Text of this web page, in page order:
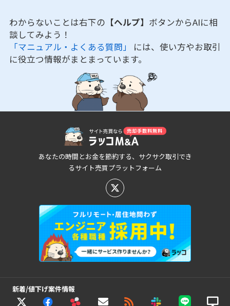
わからないことは右下の 【ヘルプ】 ボタンからAIに相
談してみよう！
「マニュアル・よくある質問」 には、使い方やお取引
に役立つ情報がまとまっています。
あなたの時間とお金を節約する、サクサク取引でき
るサイト売買プラットフォーム
新着/値下げ案件情報